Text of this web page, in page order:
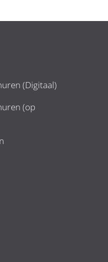
(Digitaal)
(op